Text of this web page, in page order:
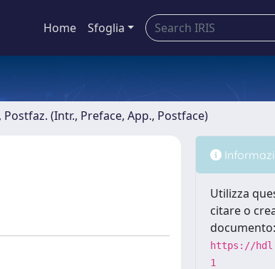
Home Sfoglia
(Intr., Preface, App., Postface)
Utilizza
citare o
documento:
https://
1